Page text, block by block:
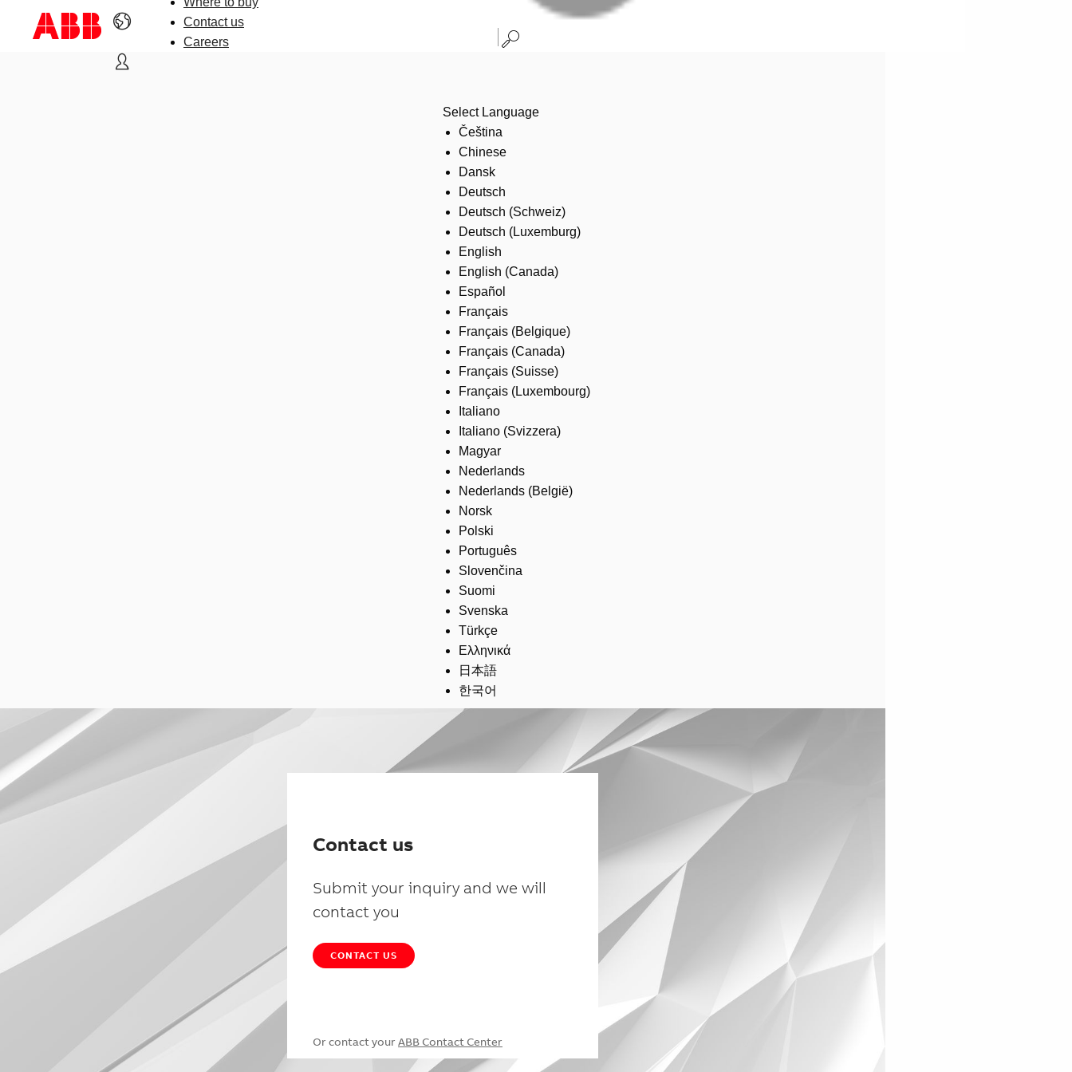
Contact us
Careers
Select Language
Čeština
Chinese
Dansk
Deutsch
Deutsch (Schweiz)
Deutsch (Luxemburg)
English
English (Canada)
Español
Français
Français (Belgique)
Français (Canada)
Français (Suisse)
Français (Luxembourg)
Italiano
Italiano (Svizzera)
Magyar
Nederlands
Nederlands (België)
Norsk
Polski
Português
Slovenčina
Suomi
Svenska
Türkçe
Ελληνικά
日本語
한국어
Contact us
Submit your inquiry and we will
contact you
CONTACT US
Or contact your ABB Contact Center